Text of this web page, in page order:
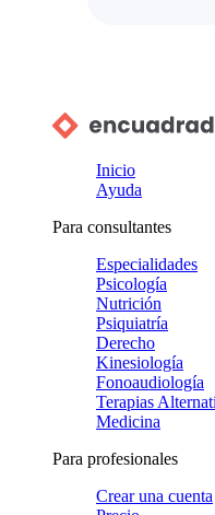
Inicio
Ayuda
Para consultantes
Especialidades
Psicología
Nutrición
Psiquiatría
Derecho
Kinesiología
Fonoaudiología
Terapias
Medicina
Para profesionales
Crear una cuenta